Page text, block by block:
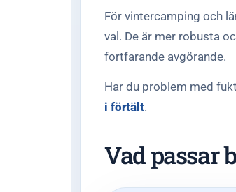
För vintercamping och
val. De är mer robusta
fortfarande avgörande.
Har du problem med
i förtält.
Vad passar